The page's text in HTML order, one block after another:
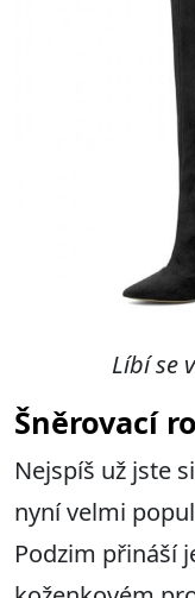
Líbí se
Šněrovací
Nejspíš už jste
nyní velmi
Podzim přináší